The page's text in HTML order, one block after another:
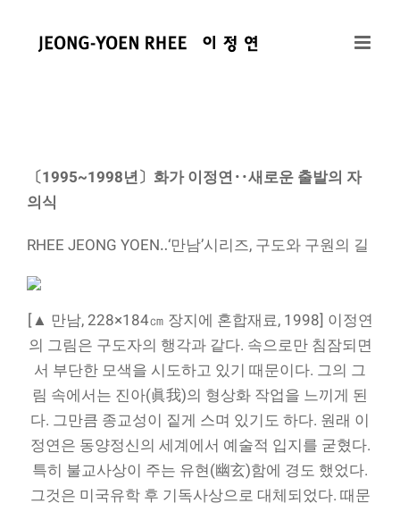
〔1995~1998년〕화가 이정연‥새로운 출발의 자
의식
RHEE JEONG YOEN‥‘만남’시리즈, 구도와 구원의 길
[▲ 만남, 228×184㎝ 장지에 혼합재료, 1998] 이정연
의 그림은 구도자의 행각과 같다. 속으로만 침잠되면
서 부단한 모색을 시도하고 있기 때문이다. 그의 그
림 속에서는 진아(眞我)의 형상화 작업을 느끼게 된
다. 그만큼 종교성이 짙게 스며 있기도 하다. 원래 이
정연은 동양정신의 세계에서 예술적 입지를 굳혔다.
특히 불교사상이 주는 유현(幽玄)함에 경도 했었다.
그것은 미국유학 후 기독사상으로 대체되었다. 때문